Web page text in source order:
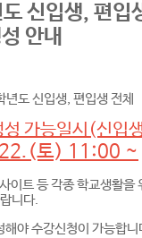
신입생, 편입
안내
도 신입생, 편입생 전체
가능일시(신입
토) 11:00 ~
이트 등 각종 학교생활을
니다.
해야 수강신청이 가능합니